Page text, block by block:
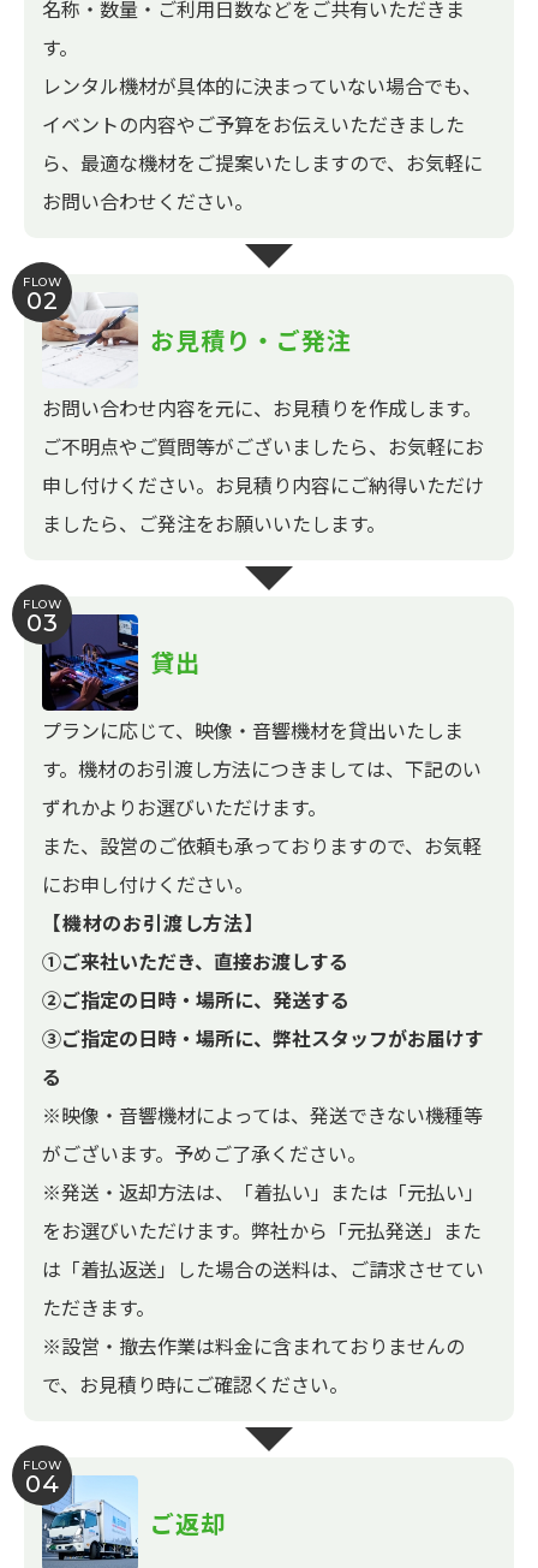
名称・数量・ご利用日数などをご共有いただきま
す。
レンタル機材が具体的に決まっていない場合でも、
イベントの内容やご予算をお伝えいただきました
ら、最適な機材をご提案いたしますので、お気軽に
お問い合わせください。
FLOW
02
お見積り・ご発注
お問い合わせ内容を元に、お見積りを作成します。
ご不明点やご質問等がございましたら、お気軽にお
申し付けください。お見積り内容にご納得いただけ
ましたら、ご発注をお願いいたします。
FLOW
03
貸出
プランに応じて、映像・音響機材を貸出いたしま
す。機材のお引渡し方法につきましては、下記のい
ずれかよりお選びいただけます。
また、設営のご依頼も承っておりますので、お気軽
にお申し付けください。
【機材のお引渡し方法】
①ご来社いただき、直接お渡しする
②ご指定の日時・場所に、発送する
③ご指定の日時・場所に、弊社スタッフがお届けす
る
※映像・音響機材によっては、発送できない機種等
がございます。予めご了承ください。
※発送・返却方法は、「着払い」または「元払い」
をお選びいただけます。弊社から「元払発送」また
は「着払返送」した場合の送料は、ご請求させてい
ただきます。
※設営・撤去作業は料金に含まれておりませんの
で、お見積り時にご確認ください。
FLOW
04
ご返却